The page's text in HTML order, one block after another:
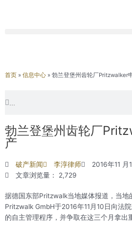
首页 » 信息中心 » 勃兰登堡州齿轮厂Pritzwalker
勃兰登堡州齿轮厂
产
破产新闻 李淳律师 2016年11 月
文章浏览量： 2,729
据德国东部Pritzwalk当地媒体报道，当
Pritzwalk GmbH于2016年11月10日向法
的自主管理程序，并争取在这三个月拿出